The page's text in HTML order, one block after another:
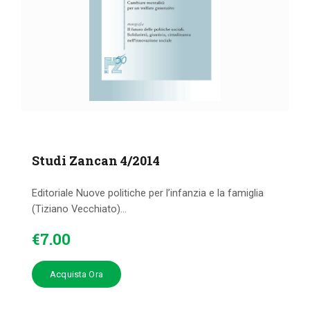
Studi Zancan 4/2014
Editoriale Nuove politiche per l’infanzia e la famiglia
(Tiziano Vecchiato)...
€7.00
Acquista Ora